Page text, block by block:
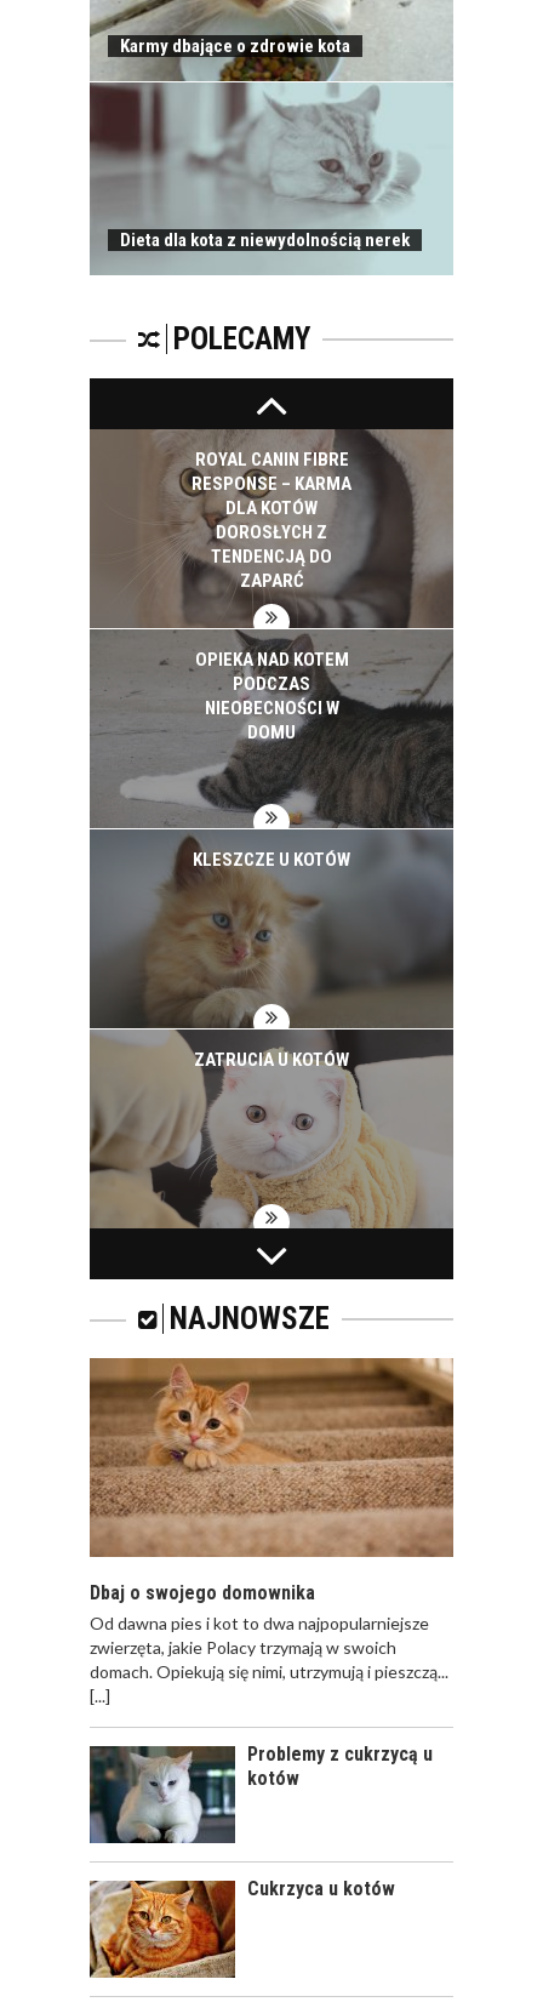
Karmy dbające o zdrowie kota
Dieta dla kota z niewydolnością nerek
POLECAMY
ZATRUCIA U KOTÓW
ROYAL CANIN FIBRE
RESPONSE – KARMA
DLA KOTÓW
DOROSŁYCH Z
TENDENCJĄ DO
ZAPARĆ
OPIEKA NAD KOTEM
PODCZAS
NIEOBECNOŚCI W
DOMU
KLESZCZE U KOTÓW
ZATRUCIA U KOTÓW
WAKACYJNY WYJAZD
I KOT
ROYAL CANIN FIBRE
RESPONSE – KARMA
DLA KOTÓW
DOROSŁYCH Z
TENDENCJĄ DO
ZAPARĆ
OPIEKA NAD KOTEM
PODCZAS
DOMU
KLESZCZE U KOTÓW
NAJNOWSZE
Dbaj o swojego domownika
Od dawna pies i kot to dwa najpopularniejsze
zwierzęta, jakie Polacy trzymają w swoich
domach. Opiekują się nimi, utrzymują i pieszczą...
[...]
Problemy z cukrzycą u
kotów
Cukrzyca u kotów